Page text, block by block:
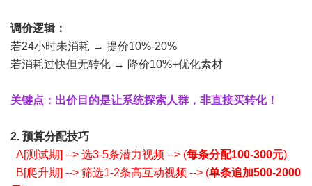
调价逻辑：
若24小时未消耗 → 提价10%-20%
若消耗过快但无转化 → 降价10%+优化素材
关键点：出价目的是让系统探索人群，非直接买转化！
2. 预算分配技巧
A[测试期] --> 选3-5条潜力视频 --> (每条分配100-300元)
B[爬升期] --> 筛选1-2条高互动视频 --> (单条追加500-2000